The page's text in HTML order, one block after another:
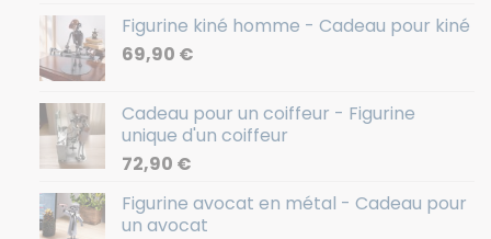
Figurine kiné homme - Cadeau pour kiné
69,90 €
Cadeau pour un coiffeur - Figurine
unique d'un coiffeur
72,90 €
Figurine avocat en métal - Cadeau pour
un avocat